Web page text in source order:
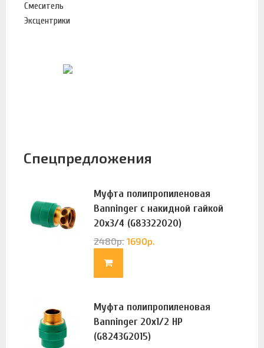
Смеситель
Эксцентрики
Спецпредложения
Муфта полипропиленовая
Banninger с накидной гайкой
20х3/4 (G83322020)
2480р. 1690р.
Муфта полипропиленовая
Banninger 20х1/2 НР
(G8243G2015)